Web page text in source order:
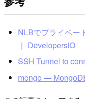
NLBでプライベー
｜ DevelopersIO
SSH Tunnel to
mongo —